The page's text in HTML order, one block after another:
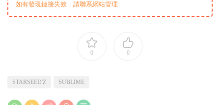
如有發現鏈接失效，請聯系網站管理
0 0
STARSEED'Z SUBLIME